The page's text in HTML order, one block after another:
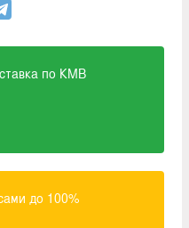
по КМВ
до 100%